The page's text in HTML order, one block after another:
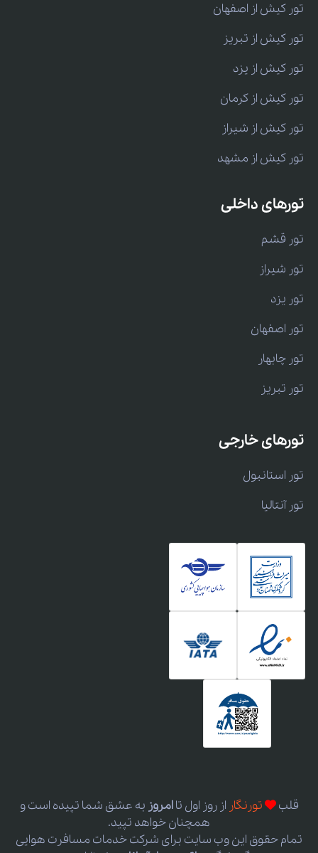
تور کیش از اصفهان
تور کیش از تبریز
تور کیش از یزد
تور کیش از کرمان
تور کیش از شیراز
تور کیش از مشهد
تورهای داخلی
تور قشم
تور شیراز
تور یزد
تور اصفهان
تور چابهار
تور تبریز
تورهای خارجی
تور استانبول
تور آنتالیا
قلب تورنگار از روز اول تاامروز به عشق شما تپیده است و
همچنان خواهد تپید.
تمام حقوق این وب سایت برای شرکت خدمات مسافرت هوایی